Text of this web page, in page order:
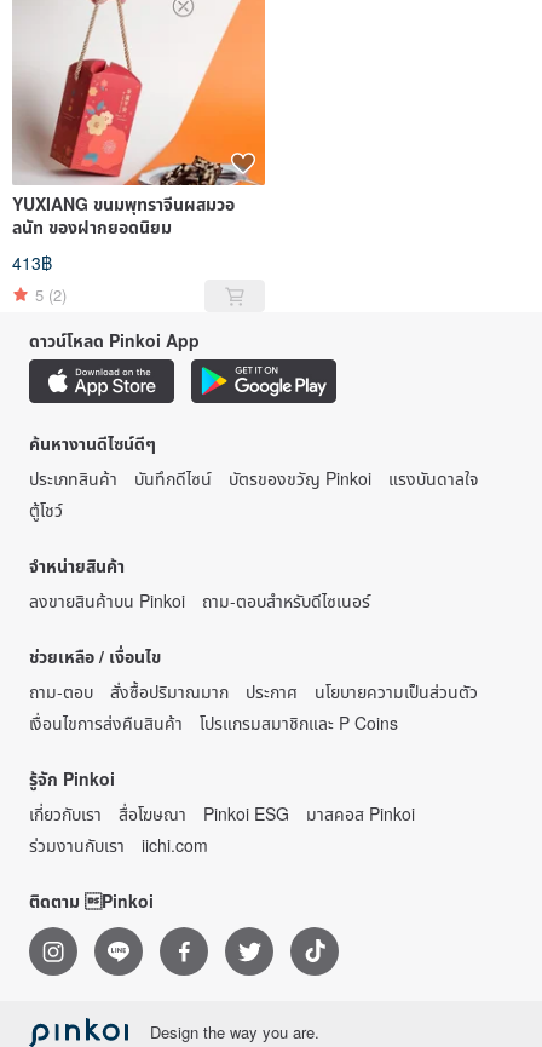
YUXIANG ขนมพุทราจีนผสมวอ
ลนัท ของฝากยอดนิยม
413฿
5 (2)
ดาวน์โหลด Pinkoi App
ค้นหางานดีไซน์ดีๆ
ประเภทสินค้า
บันทึกดีไซน์ บัตรของขวัญ Pinkoi
แรงบันดาลใจ
ตู้โชว์
จำหน่ายสินค้า
ลงขายสินค้าบน Pinkoi
ถาม-ตอบสำหรับดีไซเนอร์
ช่วยเหลือ / เงื่อนไข
ถาม-ตอบ
สั่งซื้อปริมาณมาก ประกาศ
นโยบายความเป็นส่วนตัว
เงื่อนไขการส่งคืนสินค้า
โปรแกรมสมาชิกและ P Coins
รู้จัก Pinkoi
เกี่ยวกับเรา
สื่อโฆษณา Pinkoi ESG
มาสคอส Pinkoi
ร่วมงานกับเรา
iichi.com
ติดตาม Pinkoi
Design the way you are.